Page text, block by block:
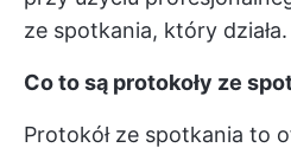
ze spotkania, który działa.
Co to są protokoły ze
Protokół ze spotkania to